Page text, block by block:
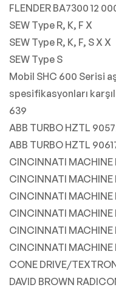
FLENDER BA7300 12
SEW Type R, K, F X
SEW Type R, K, F, S X X
SEW Type S
Mobil SHC 600 Serisi
spesifikasyonları
639
ABB TURBO HZTL
ABB TURBO HZTL
CINCINNATI MACHINE
CINCINNATI MACHINE
CINCINNATI MACHINE
CINCINNATI MACHINE
CINCINNATI MACHINE
CINCINNATI MACHINE
CONE DRIVE/
DAVID BROWN